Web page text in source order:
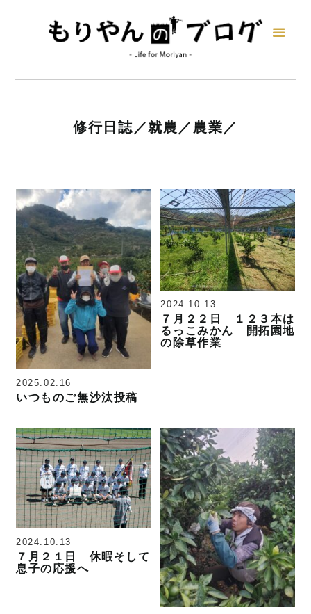
修行日誌 就農 農業
2025.02.16
いつものご無沙汰投稿
2024.10.13
７月２２日 １２３本は
るっこみかん 開拓園地
の除草作業
2024.10.13
７月２１日 休暇そして
息子の応援へ